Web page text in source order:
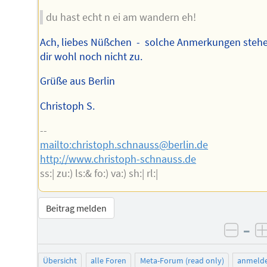
du hast echt n ei am wandern eh!
Ach, liebes Nüßchen - solche Anmerkungen
dir wohl noch nicht zu.
Grüße aus Berlin
Christoph S.
--
mailto:christoph.schnauss@berlin.de
http://www.christoph-schnauss.de
ss:| zu:) ls:& fo:) va:) sh:| rl:|
Beitrag melden
–
Übersicht alle Foren Meta-Forum (read only)